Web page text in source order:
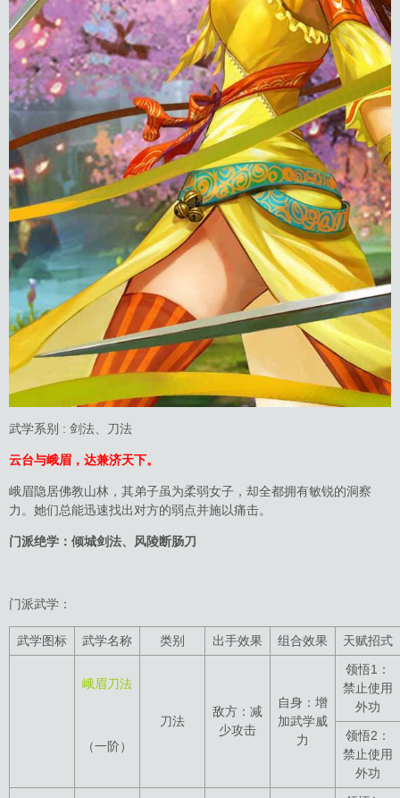
武学系别 : 剑法、刀法
云台与峨眉，达兼济天下。
峨眉隐居佛教山林，其弟子虽为柔弱女子，却全都拥有敏锐的洞察
力。她们总能迅速找出对方的弱点并施以痛击。
门派绝学：倾城剑法、风陵断肠刀
门派武学：
武学图标 武学名称 类别 出手效果 组合效果 天赋招式
峨眉刀法
（一阶）
刀法
敌方：减
少攻击
自身：增
加武学威
力
领悟1：
禁止使用
外功
领悟2：
禁止使用
外功